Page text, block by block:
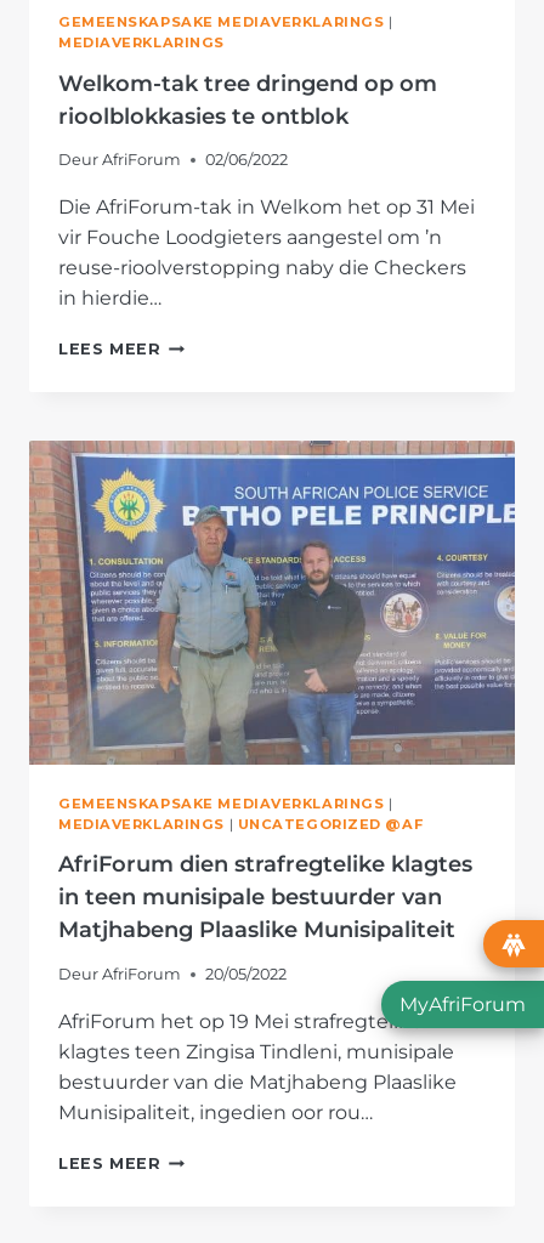
GEMEENSKAPSAKE MEDIAVERKLARINGS |
MEDIAVERKLARINGS
Welkom-tak tree dringend op om
rioolblokkasies te ontblok
Deur AfriForum 02/06/2022
Die AfriForum-tak in Welkom het op 31 Mei
vir Fouche Loodgieters aangestel om ’n
reuse-rioolverstopping naby die Checkers
in hierdie…
LEES MEER WELKOM-
OP
OM
RIOOLBLOKKASIES
TE
ONTBLOK
GEMEENSKAPSAKE MEDIAVERKLARINGS |
MEDIAVERKLARINGS | UNCATEGORIZED @AF
AfriForum dien strafregtelike klagtes
in teen munisipale bestuurder van
Matjhabeng Plaaslike Munisipaliteit
Deur AfriForum 20/05/2022
AfriForum het op 19 Mei strafregtelike
klagtes teen Zingisa Tindleni, munisipale
bestuurder van die Matjhabeng Plaaslike
Munisipaliteit, ingedien oor rou…
LEES MEER AFRIFORUM
MyAfriForum